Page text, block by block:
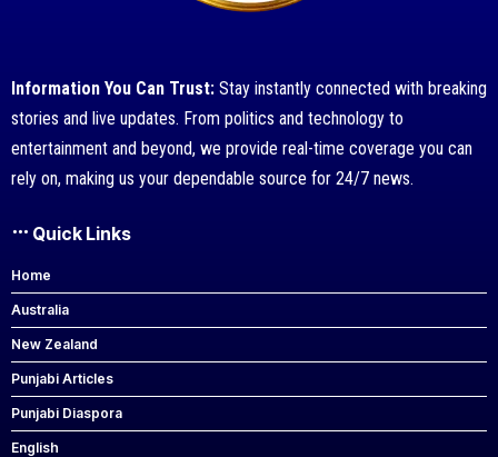
Information You Can Trust: Stay instantly connected with breaking
stories and live updates. From politics and technology to
entertainment and beyond, we provide real-time coverage you can
rely on, making us your dependable source for 24/7 news.
Quick Links
Home
Australia
New Zealand
Punjabi Articles
Punjabi Diaspora
English